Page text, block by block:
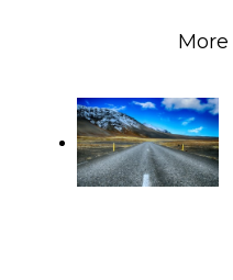
Self
enlightenment